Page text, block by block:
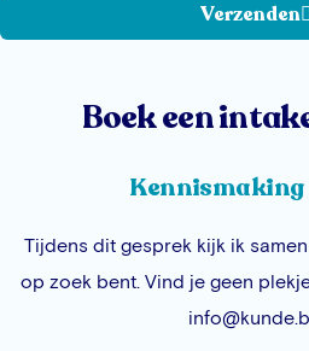
Verzenden
Boek een
Kennismaking
Tijdens dit gesprek kijk ik
op zoek bent. Vind je geen